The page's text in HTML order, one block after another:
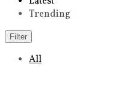
Trending
Filter
All